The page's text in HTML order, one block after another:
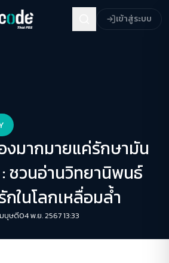
เข้าสู่ระบบ
งมากมายแค่รักษามัน
: ชวนอ่านวิทยานิพนธ์
ในโลกเหลื่อมล้ำ
บุษดี04 พ.ย. 2567 13:33